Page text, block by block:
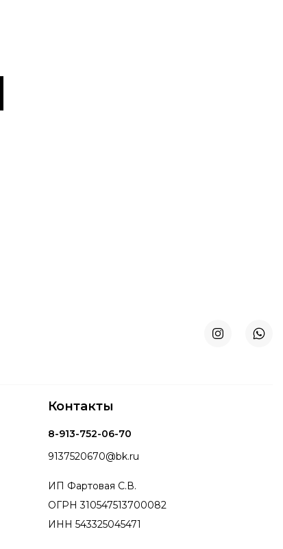
Контакты
8-913-752-06-70
9137520670@bk.ru
ИП Фартовая С.В.
ОГРН 310547513700082
ИНН 543325045471